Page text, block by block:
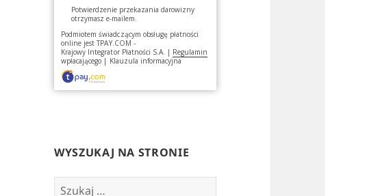
Potwierdzenie przekazania darowizny
otrzymasz e-mailem.
Podmiotem świadczącym obsługę płatności
online jestTPAY.COM -
Krajowy Integrator Płatności S.A. | Regulamin
wpłacającego | Klauzula informacyjna
WYSZUKAJ NA STRONIE
Szukaj: